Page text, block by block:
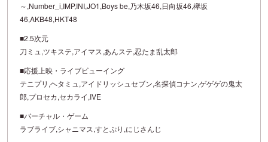
～,Number_i,IMP,INI,JO1,Boys be,乃木坂46,日向坂46,欅坂
46,AKB48,HKT48
■2.5次元
刀ミュ,ツキステ,アイマス,あんステ,忍たま乱太郎
■応援上映・ライブビューイング
テニプリ,ヘタミュ,アイドリッシュセブン,名探偵コナン,ゲゲゲの鬼太
郎,プロセカ,セカライ,IVE
■バーチャル・ゲーム
ラブライブ,シャニマス,すとぷり,にじさんじ